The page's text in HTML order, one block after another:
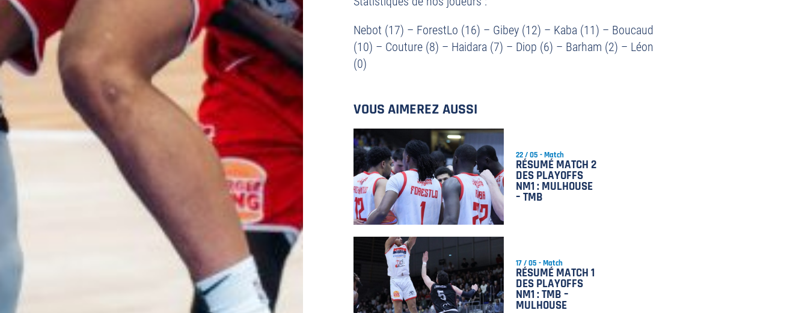
Nebot (17) – ForestLo (16) – Gibey (12) – Kaba (11) – Boucaud
(10) – Couture (8) – Haidara (7) – Diop (6) – Barham (2) – Léon
(0)
VOUS AIMEREZ AUSSI
22 / 05 - Match
RÉSUMÉ MATCH 2
DES PLAYOFFS
NM1 : MULHOUSE
– TMB
17 / 05 - Match
RÉSUMÉ MATCH 1
DES PLAYOFFS
NM1 : TMB –
MULHOUSE